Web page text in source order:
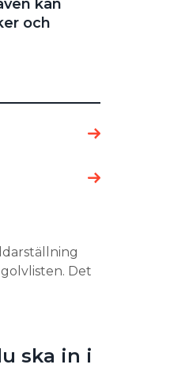
kan
och
Det
ska in i